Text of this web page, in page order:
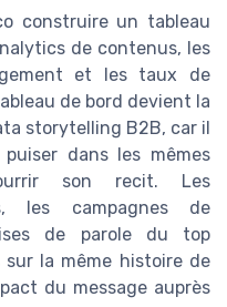
construire un tableau
de contenus, les
et les taux de
de bord devient la
storytelling B2B, car il
dans les mêmes
son recit. Les
les campagnes de
de parole du top
sur la même histoire de
du message auprès